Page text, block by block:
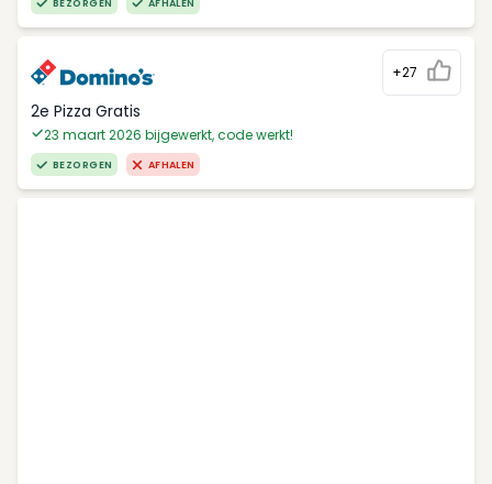
BEZORGEN AFHALEN
+27
2e Pizza Gratis
23 maart 2026 bijgewerkt, code werkt!
BEZORGEN AFHALEN